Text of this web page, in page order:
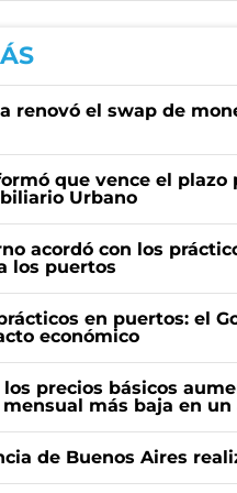
renovó el swap de
que vence el
Urbano
acordó con los
los puertos
en puertos: el
económico
los precios básicos
más baja en un
de Buenos Aires